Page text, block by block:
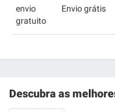
envio
gratuito
Envio grátis
Descubra as